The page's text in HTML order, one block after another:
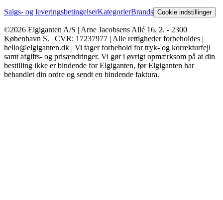
Salgs- og leveringsbetingelserKategorierBrands Cookie indstillinger
©2026 Elgiganten A/S | Arne Jacobsens Allé 16, 2. - 2300
København S. | CVR: 17237977 | Alle rettigheder forbeholdes |
hello@elgiganten.dk | Vi tager forbehold for tryk- og korrekturfejl
samt afgifts- og prisændringer. Vi gør i øvrigt opmærksom på at din
bestilling ikke er bindende for Elgiganten, før Elgiganten har
behandlet din ordre og sendt en bindende faktura.